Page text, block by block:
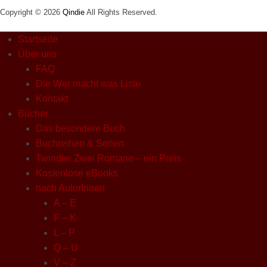
Copyright © 2026 Qindie All Rights Reserved.
Startseite
Über uns
FAQ
Die Wer macht was Liste
Kontakt
Bücher
Das besondere Buch
Buchreihen & Serien
Twindie: Zwei Romane – ein Preis
Kostenlose eBooks
nach AutorInnen
A – E
F – K
L – P
Q – U
V – Z